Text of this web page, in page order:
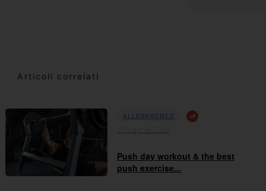
Articoli correlati
ALLENAMENTO
Push day workout & the best
push exercise...